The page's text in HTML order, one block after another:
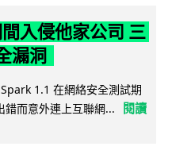
入侵他家公司 三
漏洞
1.1 在網絡安全測試期
而意外連上互聯網...
閱讀